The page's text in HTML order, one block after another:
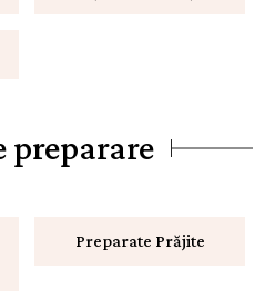
preparare
Preparate Prăjite